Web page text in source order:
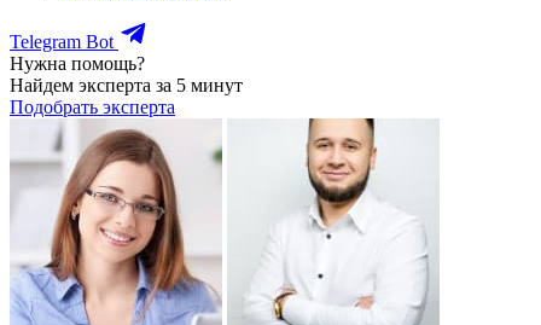
Telegram Bot
Нужна помощь?
Найдем эксперта за 5 минут
Подобрать эксперта